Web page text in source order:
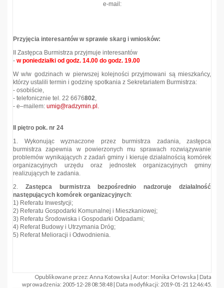
e-mail:
Przyjęcia interesantów w sprawie skarg i wniosków:
II Zastępca Burmistrza przyjmuje interesantów
- w poniedziałki od godz. 14.00 do godz. 19.00
W w/w godzinach w pierwszej kolejności przyjmowani są mieszkańcy,
którzy ustalili termin i godzinę spotkania z Sekretariatem Burmistrza:
- osobiście,
- telefonicznie tel. 22 6676802,
- e–mailem: umig@radzymin.pl.
II piętro pok. nr 24
1. Wykonując wyznaczone przez burmistrza zadania, zastępca
burmistrza zapewnia w powierzonych mu sprawach rozwiązywanie
problemów wynikających z zadań gminy i kieruje działalnością komórek
organizacyjnych urzędu oraz jednostek organizacyjnych gminy
realizujących te zadania.
2. Zastępca burmistrza bezpośrednio nadzoruje działalność
następujących komórek organizacyjnych:
1) Referatu Inwestycji;
2) Referatu Gospodarki Komunalnej i Mieszkaniowej;
3) Referatu Środowiska i Gospodarki Odpadami;
4) Referat Budowy i Utrzymania Dróg;
5) Referat Melioracji i Odwodnienia.
Opublikowane przez: Anna Kotowska | Autor: Monika Orłowska | Data
wprowadzenia: 2005-12-28 08:58:48 | Data modyfikacji: 2019-01-21 12:46:45.